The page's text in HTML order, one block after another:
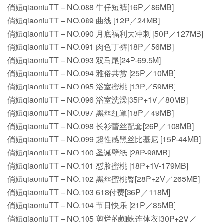
俏妞qiaoniuTT – NO.088 牛仔短裤[16P／86MB]
俏妞qiaoniuTT – NO.089 曲线 [12P／24MB]
俏妞qiaoniuTT – NO.090 月底福利大冲刺 [50P／127MB]
俏妞qiaoniuTT – NO.091 肉色丁裤[18P／56MB]
俏妞qiaoniuTT – NO.093 双马尾[24P-69.5M]
俏妞qiaoniuTT – NO.094 雅俗共赏 [25P／10MB]
俏妞qiaoniuTT – NO.095 浴室蜜桃 [13P／59MB]
俏妞qiaoniuTT – NO.096 浴室洗澡[35P+1V／80MB]
俏妞qiaoniuTT – NO.097 黑丝红罩[18P／49MB]
俏妞qiaoniuTT – NO.098 长衫蕾丝配套[26P／108MB]
俏妞qiaoniuTT – NO.099 超性感黑丝比基尼 [15P-44MB]
俏妞qiaoniuTT – NO.100 圣诞壁纸 [28P-98MB]
俏妞qiaoniuTT – NO.101 怼脸蜜桃 [18P+1V-179MB]
俏妞qiaoniuTT – NO.102 黑丝蜜桃臀[28P+2V／265MB]
俏妞qiaoniuTT – NO.103 618付费[36P／118M]
俏妞qiaoniuTT – NO.104 节日快乐 [21P／85MB]
俏妞qiaoniuTT – NO.105 剪烂的蜘蛛连体衣[30P+2V／